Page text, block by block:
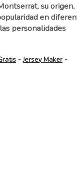
su origen,
en
personalidades
-Jersey Maker-